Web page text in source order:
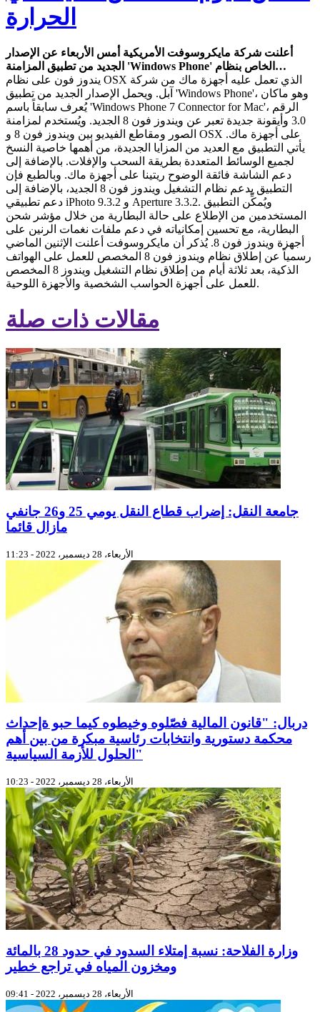
الحرارة
أعلنت شركة مايكروسوفت الأمريكية أمس الأربعاء عن الإصدار
الجديد من تطبيق المزامنة 'Windows Phone' الخاص بنظام…
يندوز فون على نظام OSX الذي تعمل عليه أجهزة ماك من شركة
آبل. ويحمل الإصدار الجديد من تطبيق 'Windows Phone'، وهو ماكان
يُعرف سابقاً باسم 'Windows Phone 7 Connector for Mac'، الرقم
3.0 وأيقونة جديدة تعبر عن ويندوز فون 8 الجديد. ويُستخدم لمزامنة
الصور ومقاطع الفيديو بين ويندوز فون 8 و OSX على أجهزة ماك.
يأتي التطبيق مع العديد من المزايا الجديدة، من أهمها خاصية النسخ
لجميع الوسائط المتعددة بطريقة السحب والإفلات. بالإضافة إلى
دعم الشاشة فائقة الوضوح ريتينا على أجهزة ماك. وبالطبع فإن
التطبيق يدعم نظام التشغيل ويندوز فون 8 الجديد، بالإضافة إلى
دعم تطبيقي iPhoto 9.3.2 و Aperture 3.3.2. ويُمكِّن التطبيق
المستخدمين من الإطلاع على حالة البطارية من خلال مؤشر شحن
البطارية، مع تحسين إمكانياته في دعم ملفات نغمات الرنين على
أجهزة ويندوز فون 8. يُذكر أن مايكروسوفت أعلنت الإثنين الماضي
رسمياً عن إطلاق نظام ويندوز فون 8 المخصص للعمل على الهواتف
الذكية، بعد ثلاثة أيام من إطلاق نظام التشغيل ويندوز 8 المخصص
للعمل على أجهزة الحواسب الشخصية والأجهزة اللوحية.
مقالات ذات صلة
جامعة النقل: إضراب قطاع النقل يومي 25 و26 جانفي
مازال قائما
الأربعاء، 28 ديسمبر، 2022 - 11:23
دربال: "قانون المالية فصّلوه وخيطوه كيما حبو ةإحداث
محكمة دستورية وانتخابات رئاسية مبكرة من بين أهم
الحلول للأزمة السياسية"
الأربعاء، 28 ديسمبر، 2022 - 10:23
وزارة الفلاحة: نسبة إمتلاء السدود في حدود 28 بالمائة
ومخزون المياه في تراجع خطير
الأربعاء، 28 ديسمبر، 2022 - 09:41